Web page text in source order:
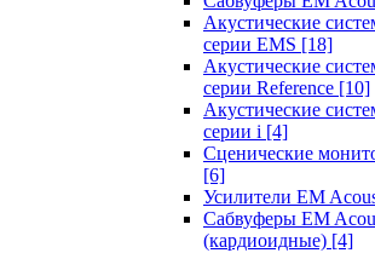
Акустические
серии EMS [18]
Акустические
серии Reference [10]
Акустические
серии i [4]
Сценические
[6]
Усилители EM
Сабвуферы EM
(кардиоидные) [4]